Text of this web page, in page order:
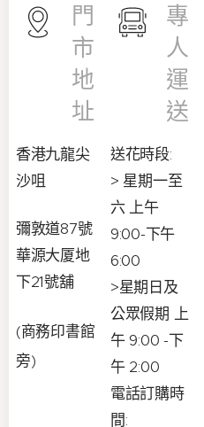
門
市
地
址
香港九龍尖
沙咀
彌敦道87號
華源大厦地
下21號舖
(商務印書館
旁)
專
人
運
送
送花時段:
> 星期一至
六 上午
9:00-下午
6:00
>星期日及
公眾假期 上
午 9:00 -下
午 2:00
電話訂購時
間: